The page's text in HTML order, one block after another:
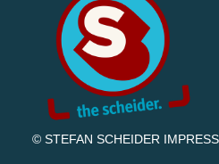
© STEFAN SCHEIDER